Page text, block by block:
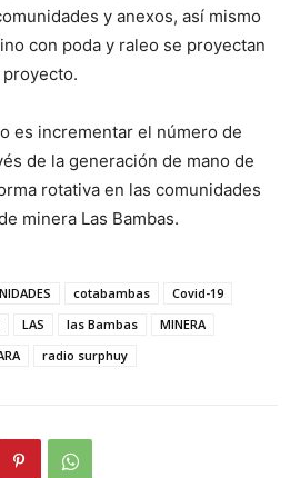
y anexos, así mismo
con poda y raleo se proyectan
es incrementar el número de
de la generación de mano de
rotativa en las comunidades
minera Las Bambas.
cotabambas
Covid-19
LAS las Bambas
MINERA
radio surphuy